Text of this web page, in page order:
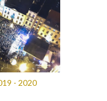
- 2020